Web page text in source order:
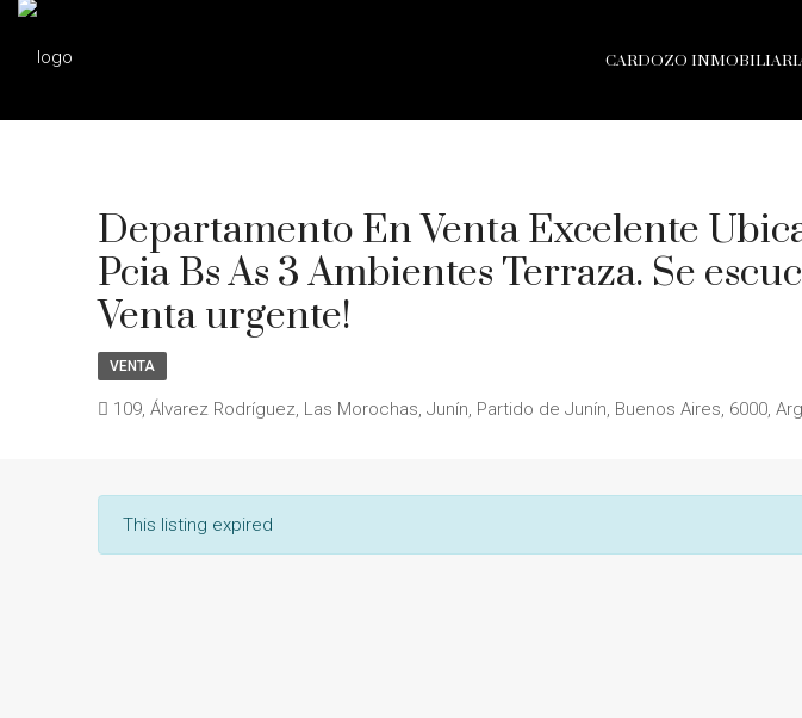
CARDOZO
Departamento En Venta Excelente
Pcia Bs As 3 Ambientes Terraza. Se
Venta urgente!
VENTA
109, Álvarez Rodríguez, Las Morochas, Junín, Partido de Junín, Buenos Aires, 6000,
This listing expired